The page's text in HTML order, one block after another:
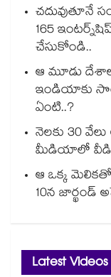
చదువుతూనే
165
చేసుకోండి..
ఆ మూడు
ఇండియాకు
ఏంటి..?
నెలకు 30
మీడియాలో
ఆ ఒక్క మెలికతో
10న జార్ఖండ్
Latest Videos